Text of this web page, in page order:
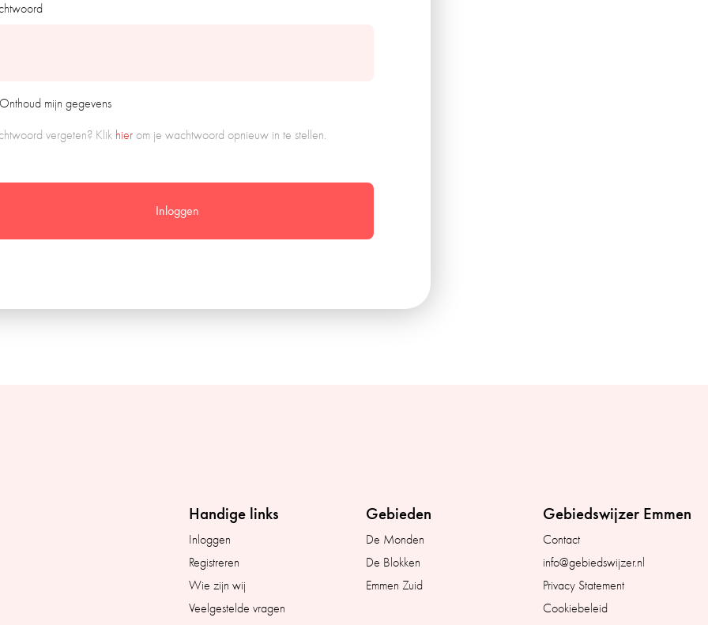
Onthoud mijn gegevens
vergeten? Klik hier om je wachtwoord opnieuw in te stellen.
Inloggen
Handige links
Inloggen
Registreren
Wie zijn wij
Veelgestelde vragen
Gebieden
De Monden
De Blokken
Emmen Zuid
Gebiedswijzer Emmen
Contact
info@gebiedswijzer.nl
Privacy Statement
Cookiebeleid